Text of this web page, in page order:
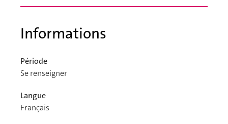
Informations
Période
Se renseigner
Langue
Français